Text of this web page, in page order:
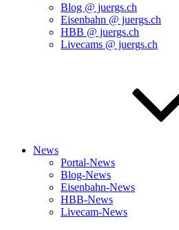
Blog @ juergs.ch
Eisenbahn @ juergs.ch
HBB @ juergs.ch
Livecams @ juergs.ch
News
Portal-News
Blog-News
Eisenbahn-News
HBB-News
Livecam-News